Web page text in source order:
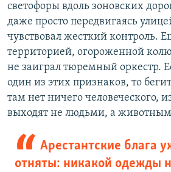
светофоры вдоль зоновских
даже просто передвигаясь
чувствовал жесткий контроль.
территорией, огороженной
не заиграл тюремный оркестр.
один из этих признаков, то
там нет ничего человеческого,
выходят не людьми, а
Арестантские блага
отняты: никакой одежды